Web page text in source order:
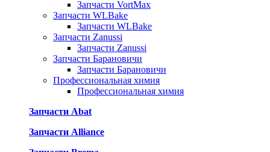
Запчасти VortMax
Запчасти WLBake
Запчасти WLBake
Запчасти Zanussi
Запчасти Zanussi
Запчасти Барановичи
Запчасти Барановичи
Профессиональная химия
Профессиональная химия
Запчасти Abat
Запчасти Alliance